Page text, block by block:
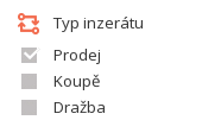
Typ inzerátu
Prodej
Koupě
Dražba